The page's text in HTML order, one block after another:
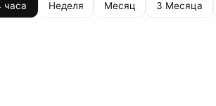
часа Неделя Месяц 3 Месяца